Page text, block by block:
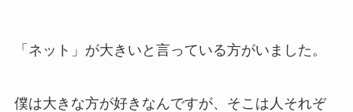
「ネット」が大きいと言っている方がいました。
僕は大きな方が好きなんですが、そこは人それぞ